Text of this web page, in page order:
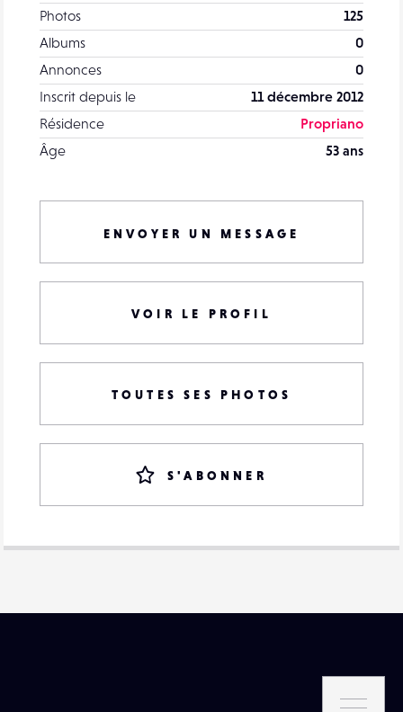
Photos
125
Albums
0
Annonces
0
Inscrit depuis le
11 décembre 2012
Résidence
Propriano
Âge
53 ans
ENVOYER UN MESSAGE
VOIR LE PROFIL
TOUTES SES PHOTOS
S'ABONNER